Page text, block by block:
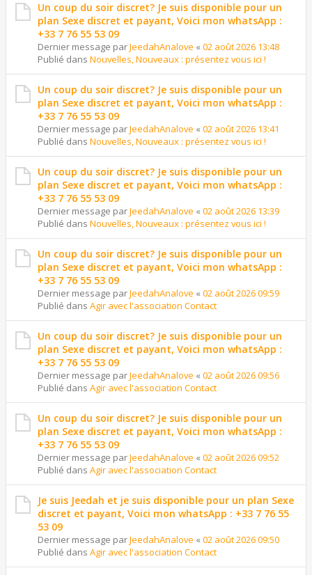
Un coup du soir discret? Je suis disponible pour un
plan Sexe discret et payant, Voici mon whatsApp :
+33 7 76 55 53 09
Dernier message parJeedahAnalove « 02 août 2026 13:48
Publié dans Nouvelles, Nouveaux : présentez vous ici !
Un coup du soir discret? Je suis disponible pour un
plan Sexe discret et payant, Voici mon whatsApp :
+33 7 76 55 53 09
Dernier message parJeedahAnalove « 02 août 2026 13:41
Publié dans Nouvelles, Nouveaux : présentez vous ici !
Un coup du soir discret? Je suis disponible pour un
plan Sexe discret et payant, Voici mon whatsApp :
+33 7 76 55 53 09
Dernier message parJeedahAnalove « 02 août 2026 13:39
Publié dans Nouvelles, Nouveaux : présentez vous ici !
Un coup du soir discret? Je suis disponible pour un
plan Sexe discret et payant, Voici mon whatsApp :
+33 7 76 55 53 09
Dernier message parJeedahAnalove « 02 août 2026 09:59
Publié dans Agir avec l'association Contact
Un coup du soir discret? Je suis disponible pour un
plan Sexe discret et payant, Voici mon whatsApp :
+33 7 76 55 53 09
Dernier message parJeedahAnalove « 02 août 2026 09:56
Publié dans Agir avec l'association Contact
Un coup du soir discret? Je suis disponible pour un
plan Sexe discret et payant, Voici mon whatsApp :
+33 7 76 55 53 09
Dernier message parJeedahAnalove « 02 août 2026 09:52
Publié dans Agir avec l'association Contact
Je suis Jeedah et je suis disponible pour un plan Sexe
discret et payant, Voici mon whatsApp : +33 7 76 55
53 09
Dernier message parJeedahAnalove « 02 août 2026 09:50
Publié dans Agir avec l'association Contact